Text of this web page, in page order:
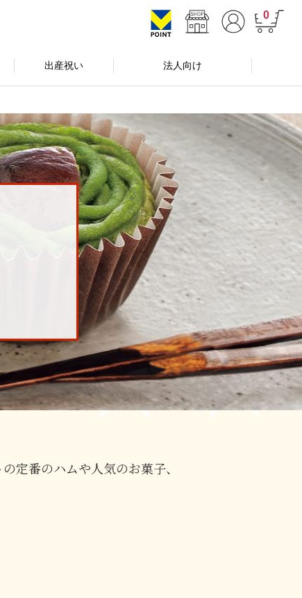
0
出産祝い 法人向け
定番のハムや人気のお菓子、